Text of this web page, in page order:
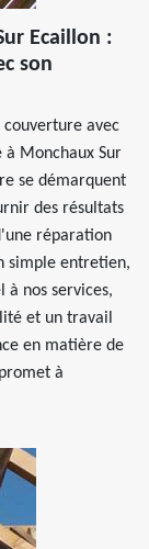
Ecaillon :
son
avec
à Monchaux Sur
se démarquent
des résultats
réparation
simple entretien,
à nos services,
et un travail
en matière de
à